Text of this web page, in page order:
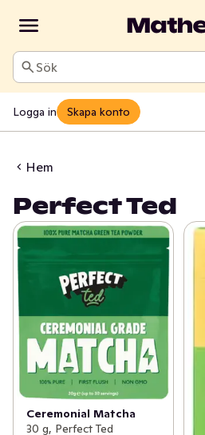
Sök
Logga in Skapa konto
Hem
Perfect Ted
Ceremonial Matcha
30 g, Perfect Ted